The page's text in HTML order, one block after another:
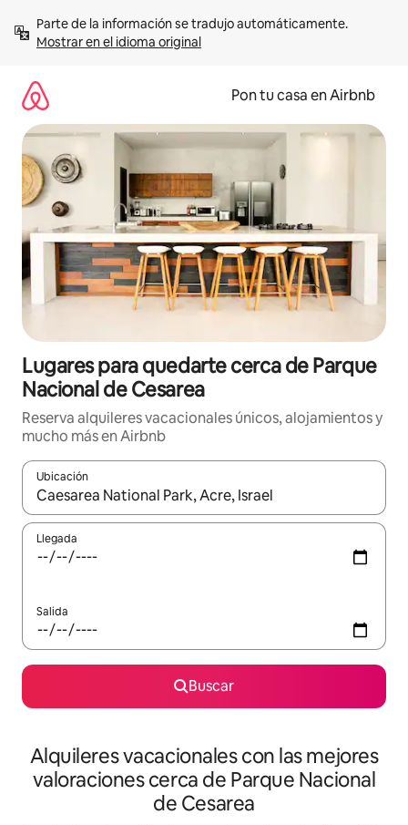
contenidoMostrar en el idioma original
Pon tu casa en Airbnb
Lugares para quedarte cerca de Parque
Nacional de Cesarea
Reserva alquileres vacacionales únicos, alojamientos y
mucho más en Airbnb
Ubicación
Cuando los resultados estén disponibles, navega con las
Llegada
Salida
Buscar
Alquileres vacacionales con las mejores
valoraciones cerca de Parque Nacional
de Cesarea